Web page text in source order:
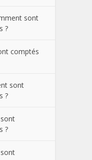
sont
?
comptés
sont
?
?